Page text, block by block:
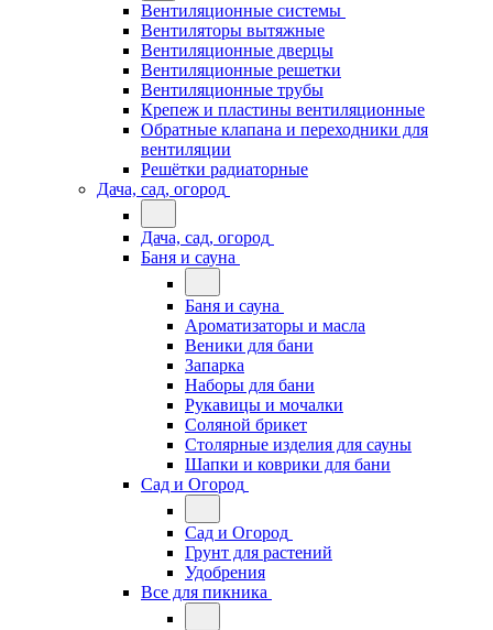
Вентиляционные системы
Вентиляторы вытяжные
Вентиляционные дверцы
Вентиляционные решетки
Вентиляционные трубы
Крепеж и пластины вентиляционные
Обратные клапана и переходники для
вентиляции
Решётки радиаторные
Дача, сад, огород
Дача, сад, огород
Баня и сауна
Баня и сауна
Ароматизаторы и масла
Веники для бани
Запарка
Наборы для бани
Рукавицы и мочалки
Соляной брикет
Столярные изделия для сауны
Шапки и коврики для бани
Сад и Огород
Сад и Огород
Грунт для растений
Удобрения
Все для пикника